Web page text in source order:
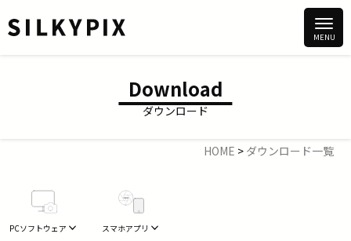
Download
ダウンロード
HOME > ダウンロード一覧
PCソフトウェア スマホアプリ